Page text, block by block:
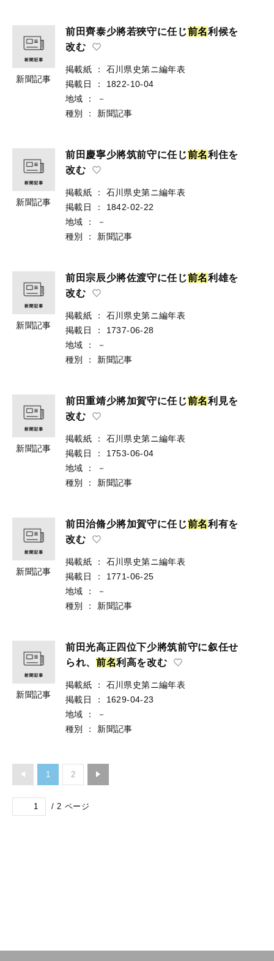
新聞記事
前田齊泰少將若狹守に任じ前名利候を
改む
掲載紙 ：
石川県史第ニ編年表
掲載日
：
1822-10-04
地域
：
－
種別
： 新聞記事
新聞記事
前田慶寧少將筑前守に任じ前名利住を
改む
掲載紙 ：
石川県史第ニ編年表
掲載日
：
1842-02-22
地域
：
－
種別
： 新聞記事
新聞記事
前田宗辰少將佐渡守に任じ前名利雄を
改む
掲載紙 ：
石川県史第ニ編年表
掲載日
：
1737-06-28
地域
：
－
種別
： 新聞記事
新聞記事
前田重靖少將加賀守に任じ前名利見を
改む
掲載紙 ：
石川県史第ニ編年表
掲載日
：
1753-06-04
地域
：
－
種別
： 新聞記事
新聞記事
前田治脩少將加賀守に任じ前名利有を
改む
掲載紙 ：
石川県史第ニ編年表
掲載日
：
1771-06-25
地域
：
－
種別
： 新聞記事
新聞記事
前田光高正四位下少將筑前守に叙任せ
られ、 前名利高を改む
掲載紙 ：
石川県史第ニ編年表
掲載日
：
1629-04-23
地域
：
－
種別
： 新聞記事
1 2
/ 2 ページ